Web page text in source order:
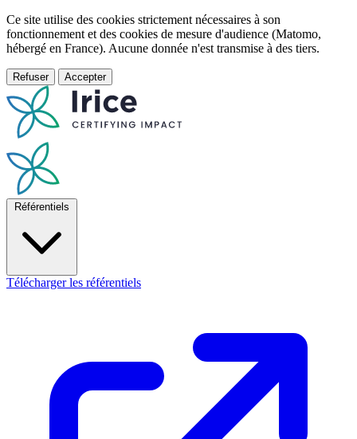
Ce site utilise des cookies strictement nécessaires à son
fonctionnement et des cookies de mesure d'audience (Matomo,
hébergé en France). Aucune donnée n'est transmise à des tiers.
Refuser Accepter
Référentiels
Télécharger les référentiels